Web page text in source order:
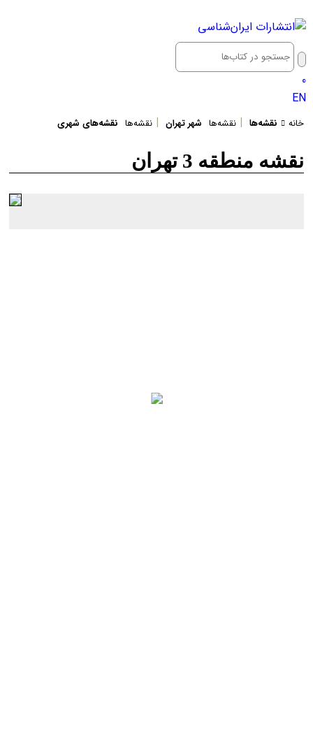
0
EN
خانه نقشه‌ها |نقشه‌ها شهر تهران |نقشه‌ها نقشه‌های شهری
نقشه منطقه 3 تهران